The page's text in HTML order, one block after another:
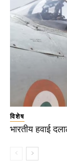
विशेष
भारतीय हवाई